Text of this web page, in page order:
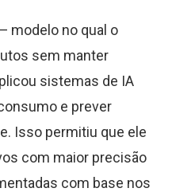
modelo no qual o
sem manter
sistemas de IA
e prever
Isso permitiu que ele
com maior precisão
com base nos